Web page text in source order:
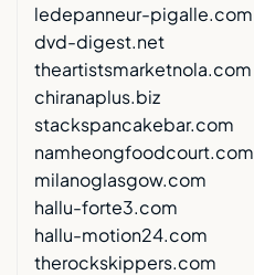
ledepanneur-pigalle.com
dvd-digest.net
theartistsmarketnola.com
chiranaplus.biz
stackspancakebar.com
namheongfoodcourt.com
milanoglasgow.com
hallu-forte3.com
hallu-motion24.com
therockskippers.com